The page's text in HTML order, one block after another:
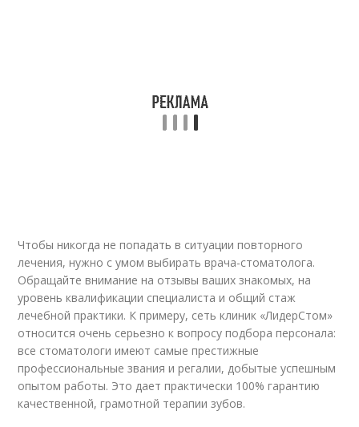
Чтобы никогда не попадать в ситуации повторного
лечения, нужно с умом выбирать врача-стоматолога.
Обращайте внимание на отзывы ваших знакомых, на
уровень квалификации специалиста и общий стаж
лечебной практики. К примеру, сеть клиник «ЛидерСтом»
относится очень серьезно к вопросу подбора персонала:
все стоматологи имеют самые престижные
профессиональные звания и регалии, добытые успешным
опытом работы. Это дает практически 100% гарантию
качественной, грамотной терапии зубов.